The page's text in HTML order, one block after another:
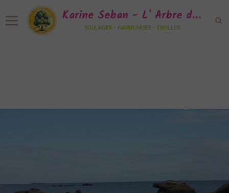
Karine Seban - L' Arbre de Vie Sonore
soulager - harmoniser - eveiller